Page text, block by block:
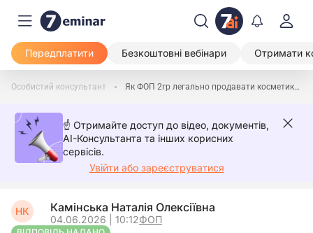
Передплатити Безкоштовні вебінари Отримати
Особистий консультант Як ФОП 2гр легально продавати косметику без дистриб'юторів
☝️ Отримайте доступ до відео, документів,
AI-Консультанта та інших корисних
сервісів.
Увійти або зареєструватися
НК Камінська Наталія Олексіївна
04.06.2026 | 10:12ФОП